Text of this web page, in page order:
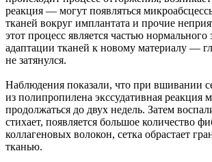
реакция — могут появляться
тканей вокруг имплантата и прочие
этот процесс является частью
адаптации тканей к новому материалу —
не затянулся.
Наблюдения показали, что при вшивании
из полипропилена экссудативная реакция
продолжаться до двух недель. Затем
стихает, появляется большое количество
коллагеновых волокон, сетка обрастает
тканью.